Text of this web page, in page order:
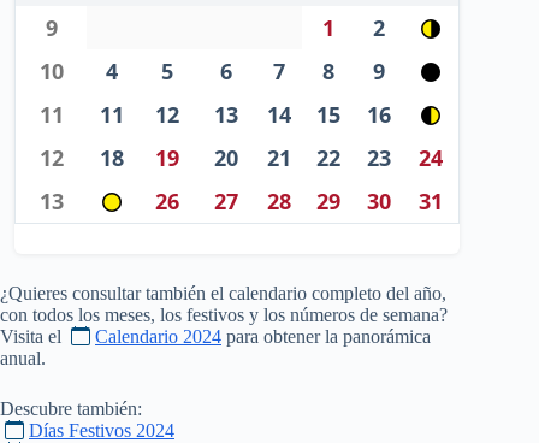
9
1
2
10
4 5 6 7 8
9
11
11 12 13 14 15
16
12
18 19 20 21 22 23
24
13
26 27 28 29 30 31
¿Quieres consultar también el calendario completo del año,
con todos los meses, los festivos y los números de semana?
Visita el
Calendario 2024 para obtener la panorámica
anual.
Descubre también:
Días Festivos 2024